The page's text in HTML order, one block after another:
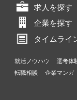
求人を探す
企業を探す
タイムライ
就活ノウハウ 選考体
転職相談
企業マンガ